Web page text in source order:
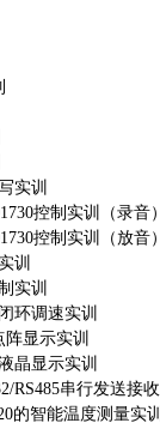
实训
控制实训（录音）
控制实训（放音）
训
实训
环调速实训
显示实训
晶显示实训
RS485串行发送接
的智能温度测量实训